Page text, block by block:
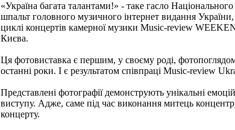
«Україна багата талантами!» - таке гасло
шпальт головного музичного інтернет видання
циклі концертів камерної музики Music-review
Києва.
Ця фотовиставка є першим, у своєму роді, фотопоглядом
останні роки. І є результатом співпраці Music-review
Представлені фотографії демонструють унікальні
виступу. Адже, саме під час виконання митець
концерту.